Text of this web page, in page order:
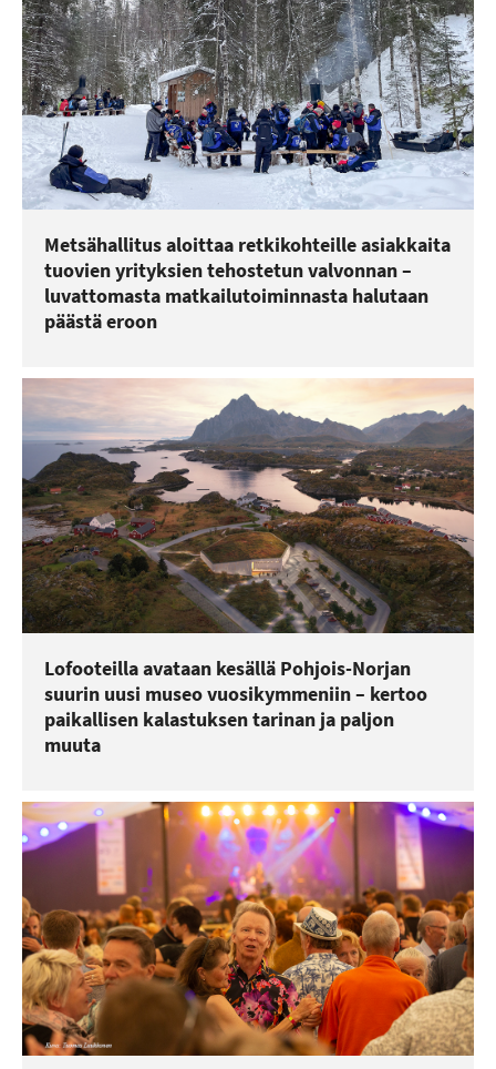
Metsähallitus aloittaa retkikohteille asiakkaita
tuovien yrityksien tehostetun valvonnan –
luvattomasta matkailutoiminnasta halutaan
päästä eroon
Lofooteilla avataan kesällä Pohjois-Norjan
suurin uusi museo vuosikymmeniin – kertoo
paikallisen kalastuksen tarinan ja paljon
muuta